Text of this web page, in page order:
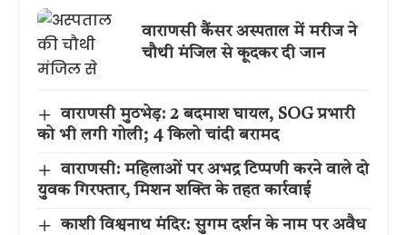
वाराणसी कैंसर अस्पताल में मरीज ने
चौथी मंजिल से कूदकर दी जान
वाराणसी मुठभेड़: 2 बदमाश घायल, SOG प्रभारी
को भी लगी गोली; 4 किलो चांदी बरामद
वाराणसी: महिलाओं पर अभद्र टिप्पणी करने वाले दो
युवक गिरफ्तार, मिशन शक्ति के तहत कार्रवाई
काशी विश्वनाथ मंदिर: सुगम दर्शन के नाम पर अवैध